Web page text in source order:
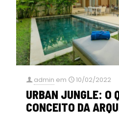
admin em 10/02/2022
URBAN JUNGLE: O
CONCEITO DA